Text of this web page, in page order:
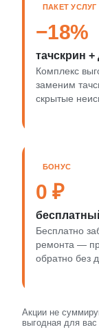
ПАКЕТ УСЛУГ
−18%
тачскрин +
Комплекс
заменим
скрытые
БОНУС
0 ₽
Бесплатно
ремонта —
обратно без
Акции не
выгодная для вас